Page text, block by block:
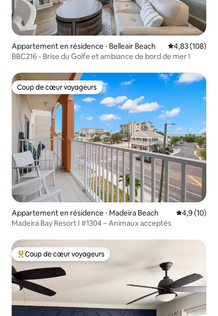
Appartement en résidence ⋅ Belleair Beach Évaluation
4,83 (108)
BBC216 - Brise du Golfe et ambiance de bord de mer !
Coup de cœur voyageurs
Coup de cœur voyageurs
Appartement en résidence ⋅ Madeira Beach Évaluation
4,9 (10)
Madeira Bay Resort I #1304 – Animaux acceptés
Coups de cœur voyageurs les plus appréciés
Coup de cœur voyageurs